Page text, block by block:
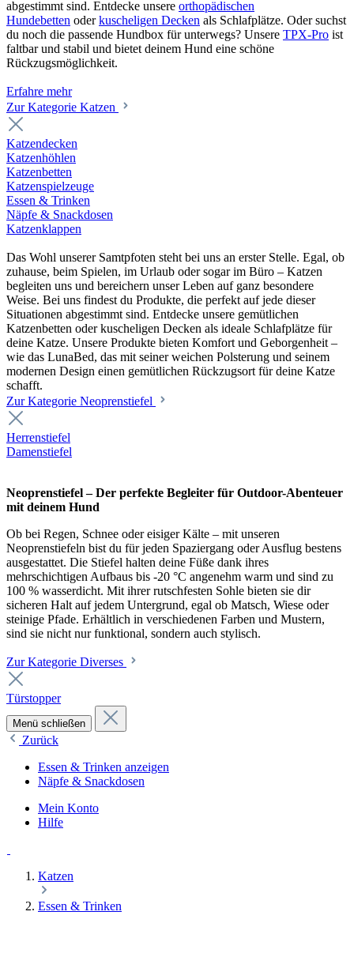
abgestimmt sind. Entdecke unsere orthopädischen
Hundebetten oderkuscheligen Decken als Schlafplätze. Oder suchst
du noch die passende Hundbox für unterwegs? Unsere TPX-Pro ist
faltbar und stabil und bietet deinem Hund eine schöne
Rückzugsmöglichkeit.
Erfahre mehr
Zur Kategorie Katzen
Katzendecken
Katzenhöhlen
Katzenbetten
Katzenspielzeuge
Essen & Trinken
Näpfe & Snackdosen
Katzenklappen
Das Wohl unserer Samtpfoten steht bei uns an erster Stelle. Egal, ob
zuhause, beim Spielen, im Urlaub oder sogar im Büro – Katzen
begleiten uns und bereichern unser Leben auf ganz besondere
Weise. Bei uns findest du Produkte, die perfekt auf jede dieser
Situationen abgestimmt sind. Entdecke unsere gemütlichen
Katzenbetten oder kuscheligen Decken als ideale Schlafplätze für
deine Katze. Unsere Produkte bieten Komfort und Geborgenheit –
wie das LunaBed, das mit seiner weichen Polsterung und seinem
modernen Design einen gemütlichen Rückzugsort für deine Katze
schafft.
Zur Kategorie Neoprenstiefel
Herrenstiefel
Damenstiefel
Neoprenstiefel – Der perfekte Begleiter für Outdoor-Abenteuer
mit deinem Hund
Ob bei Regen, Schnee oder eisiger Kälte – mit unseren
Neoprenstiefeln bist du für jeden Spaziergang oder Ausflug bestens
ausgestattet. Die Stiefel halten deine Füße dank ihres
mehrschichtigen Aufbaus bis -20 °C angenehm warm und sind zu
100 % wasserdicht. Mit ihrer rutschfesten Sohle bieten sie dir
sicheren Halt auf jedem Untergrund, egal ob Matsch, Wiese oder
steinige Pfade. Erhältlich in verschiedenen Farben und Mustern,
sind sie nicht nur funktional, sondern auch stylisch.
Zur Kategorie Diverses
Türstopper
Menü schließen
Zurück
Essen & Trinken anzeigen
Näpfe & Snackdosen
Mein Konto
Hilfe
Katzen
Essen & Trinken